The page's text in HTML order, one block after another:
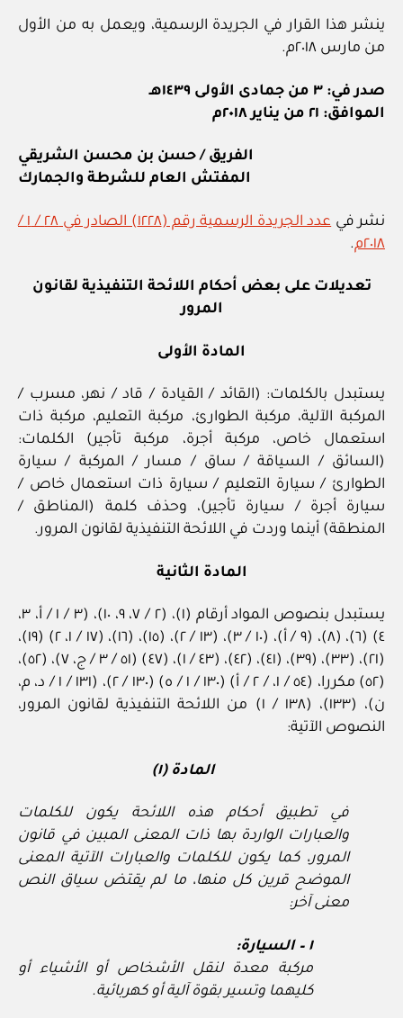
ينشر هذا القرار في الجريدة الرسمية، ويعمل به من الأول
من مارس ٢٠١٨م.
صدر في: ٣ من جمادى الأولى ١٤٣٩هـ
الموافق: ٢١ من يناير ٢٠١٨م
الفريق / حسن بن محسن الشريقي
المفتش العام للشرطة والجمارك
نشر في
عدد الجريدة الرسمية رقم (١٢٢٨) الصادر في ٢٨ / ١ /
٢٠١٨م
.
تعديلات على بعض أحكام اللائحة التنفيذية لقانون
المرور
المادة الأولى
يستبدل بالكلمات: (القائد / القيادة / قاد / نهر، مسرب /
المركبة الآلية، مركبة الطوارئ، مركبة التعليم، مركبة ذات
استعمال خاص، مركبة أجرة، مركبة تأجير) الكلمات:
(السائق / السياقة / ساق / مسار / المركبة / سيارة
الطوارئ / سيارة التعليم / سيارة ذات استعمال خاص /
سيارة أجرة / سيارة تأجير)، وحذف كلمة (المناطق /
المنطقة) أينما وردت في اللائحة التنفيذية لقانون المرور.
المادة الثانية
يستبدل بنصوص المواد أرقام (١)، (٢ / ٧، ٩، ١٠)، (٣ / ١ / أ، ٣،
٤) (٦)، (٨)، (٩ / أ)، (١٠ / ٣)، (١٣ / ٢)، (١٥)، (١٦)، (١٧ / ١، ٢) (١٩)،
(٢١)، (٣٣)، (٣٩)، (٤١)، (٤٢)، (٤٣ / ١)، (٤٧) (٥١ / ٣ / ج، ٧)، (٥٢)،
(٥٢) مكررا، (٥٤ / ١، / ٢ / أ) (١٣٠ / ١ / ه) (١٣٠ / ٢)، (١٣١ / ١ / د، م،
ن)، (١٣٣)، (١٣٨ / ١) من اللائحة التنفيذية لقانون المرور،
النصوص الآتية:
المادة (١)
في تطبيق أحكام هذه اللائحة يكون للكلمات
والعبارات الواردة بها ذات المعنى المبين في قانون
المرور، كما يكون للكلمات والعبارات الآتية المعنى
الموضح قرين كل منها، ما لم يقتض سياق النص
معنى آخر:
١ – السيارة:
مركبة معدة لنقل الأشخاص أو الأشياء أو
كليهما وتسير بقوة آلية أو كهربائية.